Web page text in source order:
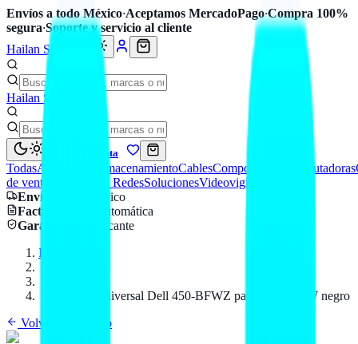
Envíos a todo México·Aceptamos MercadoPago·Compra 100%
segura·Soporte y servicio al cliente
Hailan Store
Hailan Store
Mi cuenta
TodasAccesorios AlmacenamientoCablesComponentes Computadoras
de venta
Seguridad y RedesSolucionesVideovigilancia
Envío
a todo México
Factura CFDI
automática
Garantía
de fabricante
Inicio
Cargador universal Dell 450-BFWZ para laptop 65W negro
Volver al catálogo